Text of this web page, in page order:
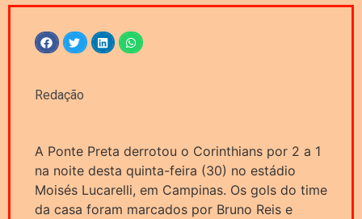
Redação
A Ponte Preta derrotou o Corinthians por 2 a 1
na noite desta quinta-feira (30) no estádio
Moisés Lucarelli, em Campinas. Os gols do time
da casa foram marcados por Bruno Reis e